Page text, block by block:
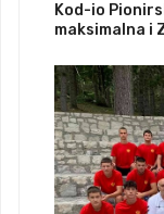
Kod-io
maksimalna i